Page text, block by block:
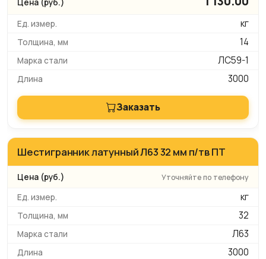
кг
14
ЛС59-1
3000
Заказать
Шестигранник латунный Л63 32 мм п/тв ПТ
Уточняйте по телефону
кг
32
Л63
3000